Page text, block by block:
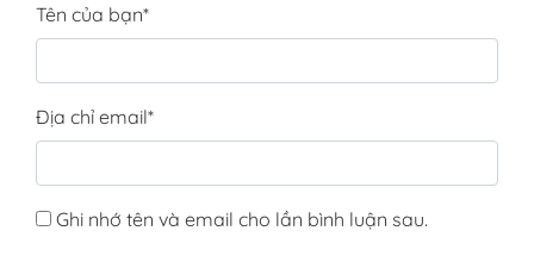
Tên của bạn*
Địa chỉ email*
Ghi nhớ tên và email cho lần bình luận sau.